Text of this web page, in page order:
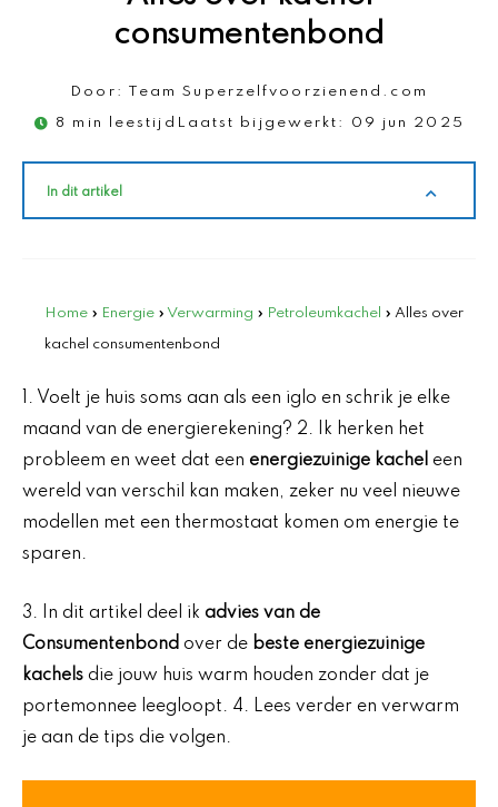
consumentenbond
Door: Team Superzelfvoorzienend.com
8 min leestijd Laatst bijgewerkt: 09 jun 2025
In dit artikel
Home » Energie » Verwarming » Petroleumkachel » Alles over
kachel consumentenbond
1. Voelt je huis soms aan als een iglo en schrik je elke
maand van de energierekening? 2. Ik herken het
probleem en weet dat een energiezuinige kachel een
wereld van verschil kan maken, zeker nu veel nieuwe
modellen met een thermostaat komen om energie te
sparen.
3. In dit artikel deel ik advies van de
Consumentenbond over de beste energiezuinige
kachels die jouw huis warm houden zonder dat je
portemonnee leegloopt. 4. Lees verder en verwarm
je aan de tips die volgen.